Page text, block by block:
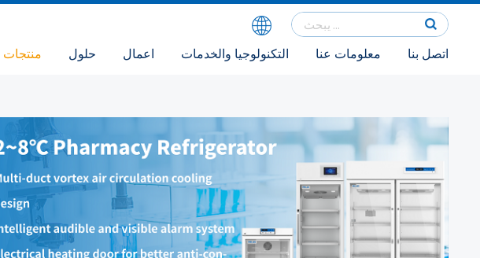
منتجات حلول اعمال التكنولوجيا والخدمات معلومات عنا اتصل بنا